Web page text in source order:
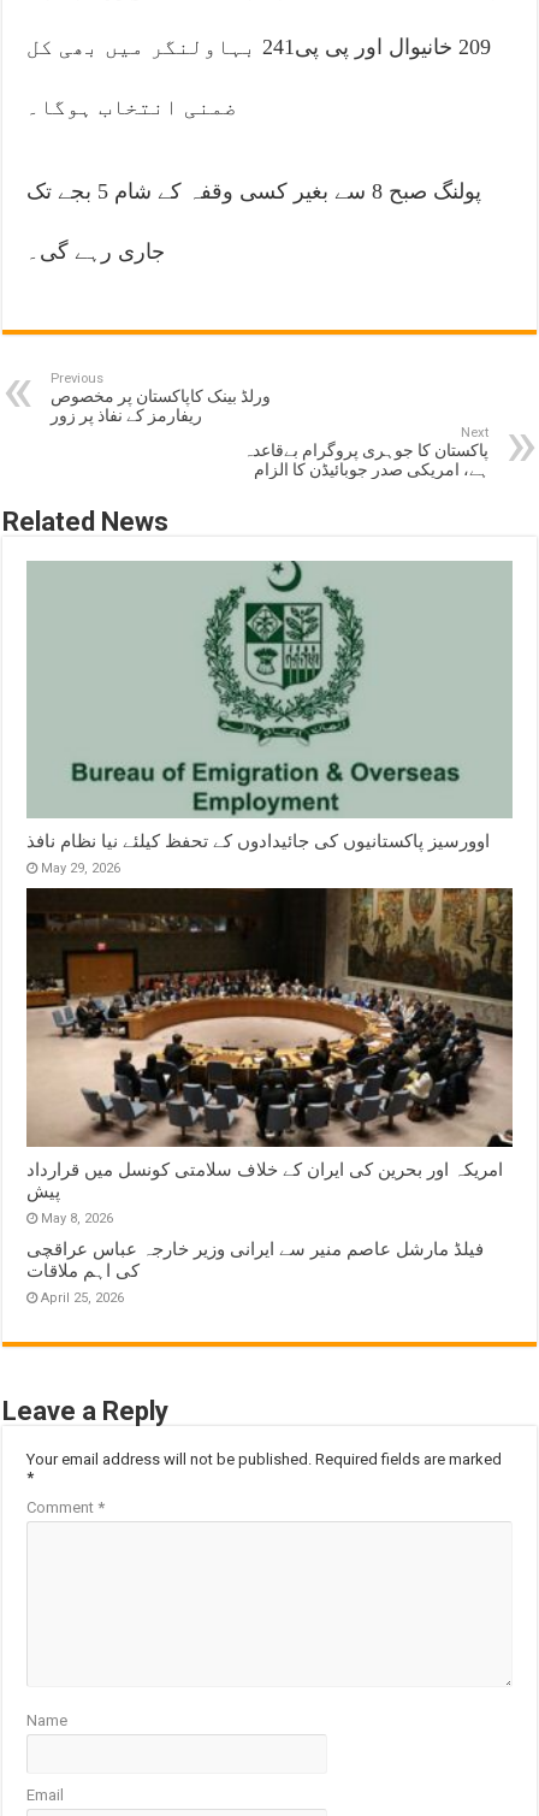
209 خانیوال اور پی پی241 بہاولنگر میں بھی کل
ضمنی انتخاب ہوگا۔
پولنگ صبح 8 سے بغیر کسی وقفہ کے شام 5 بجے تک
جاری رہے گی۔
Previous
ورلڈ بینک کاپاکستان پر مخصوص
ریفارمز کے نفاذ پر زور
Next
پاکستان کا جوہری پروگرام بےقاعدہ
ہے، امریکی صدر جوبائیڈن کا الزام
Related News
اوورسیز پاکستانیوں کی جائیدادوں کے تحفظ کیلئے نیا نظام نافذ
May 29, 2026
امریکہ اور بحرین کی ایران کے خلاف سلامتی کونسل میں قرارداد
پیش
May 8, 2026
فیلڈ مارشل عاصم منیر سے ایرانی وزیر خارجہ عباس عراقچی
کی اہم ملاقات
April 25, 2026
Leave a Reply
Your email address will not be published. Required fields are marked
*
Comment*
Name
Email